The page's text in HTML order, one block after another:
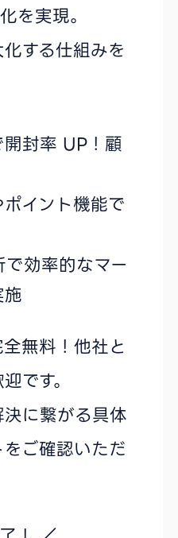
を実現。
する仕組みを
封率 UP！顧
イント機能で
効率的なマー
無料！他社と
です。
に繋がる具体
ご確認いただ